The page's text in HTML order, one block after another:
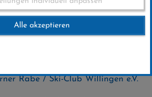
Kader
Rabe / Ski-Club Willingen e.V.
Alle akzeptieren